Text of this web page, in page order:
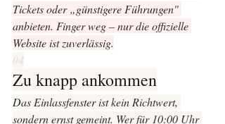
Tickets oder „günstigere Führungen"
anbieten. Finger weg – nur die offizielle
Website ist zuverlässig.
04
Zu knapp ankommen
Das Einlassfenster ist kein Richtwert,
sondern ernst gemeint. Wer für 10:00 Uhr